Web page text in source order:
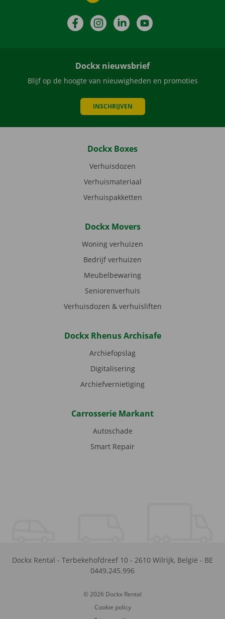
FacebookInstagramLinkedIn
Dockx nieuwsbrief
Blijf op de hoogte van nieuwigheden en promoties
INSCHRIJVEN
Dockx Boxes
Verhuisdozen
Verhuismateriaal
Verhuispakketten
Dockx Movers
Woning verhuizen
Bedrijf verhuizen
Meubelbewaring
Seniorenverhuis
Verhuisdozen & verhuisliften
Dockx Rhenus Archisafe
Archiefopslag
Digitalisering
Archiefvernietiging
Carrosserie Markant
Autoschade
Smart Repair
Dockx Rental - Terbekehofdreef 10 - 2610 Wilrijk, België - BE
0449.245.996
© 2026 Dockx Rental
Cookie policy